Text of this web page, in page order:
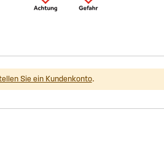
Sie ein Kundenkonto.